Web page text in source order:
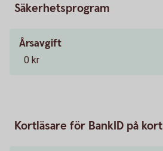
Säkerhetsprogram
Årsavgift
0 kr
Kortläsare för BankID på kort